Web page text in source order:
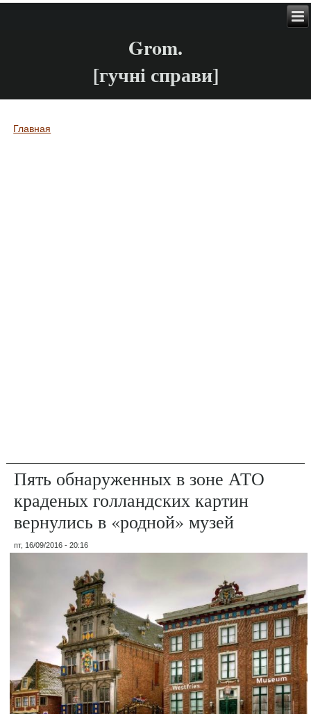
Grom.
[гучні справи]
Вы здесь
Главная
Пять обнаруженных в зоне АТО
краденых голландских картин
вернулись в «родной» музей
пт, 16/09/2016 - 20:16